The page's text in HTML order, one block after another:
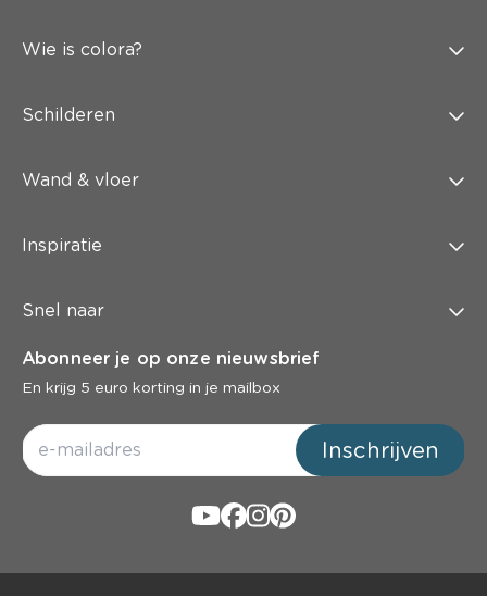
Wie is colora?
Schilderen
Wand & vloer
Inspiratie
Snel naar
Abonneer je op onze nieuwsbrief
En krijg 5 euro korting in je mailbox
Inschrijven